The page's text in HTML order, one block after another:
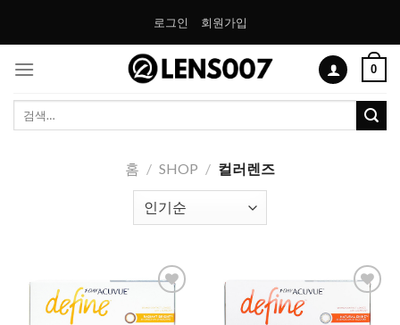
로그인 회원가입
0
색:
홈 / SHOP / 컬러렌즈
Add to
Wishlist
Add to
Wishlist